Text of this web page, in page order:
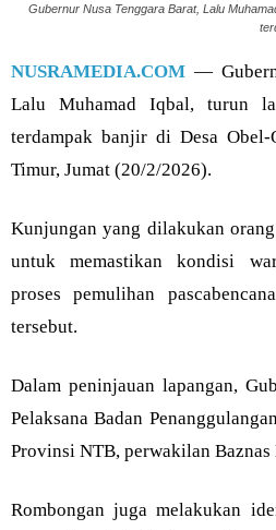
Gubernur Nusa Tenggara Barat, Lalu
NUSRAMEDIA.COM —
Lalu Muhamad Iqbal, turun
terdampak banjir di Desa Obel-
Timur, Jumat (20/2/2026).
Kunjungan yang dilakukan
untuk memastikan kondisi
proses pemulihan
tersebut.
Dalam peninjauan lapangan,
Pelaksana Badan
Provinsi NTB, perwakilan Baznas
Rombongan juga melakukan